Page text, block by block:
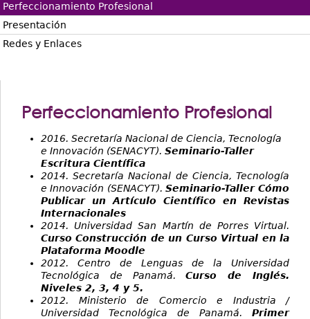
v
Perfeccionamiento Profesional
Presentación
Redes y Enlaces
Perfeccionamiento Profesional
2016. Secretaría Nacional de Ciencia, Tecnología
e Innovación (SENACYT). Seminario-Taller
Escritura Científica
2014. Secretaría Nacional de Ciencia, Tecnología
e Innovación (SENACYT). Seminario-Taller Cómo
Publicar un Artículo Científico en Revistas
Internacionales
2014. Universidad San Martín de Porres Virtual.
Curso Construcción de un Curso Virtual en la
Plataforma Moodle
2012. Centro de Lenguas de la Universidad
Tecnológica de Panamá.Curso de Inglés.
Niveles 2, 3, 4 y 5.
2012. Ministerio de Comercio e Industria /
Universidad Tecnológica de Panamá. Primer